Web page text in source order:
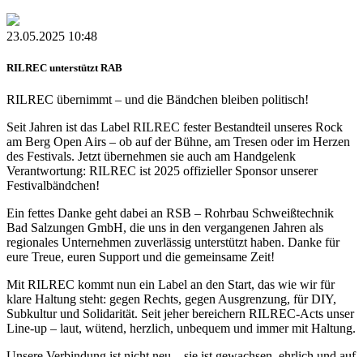
23.05.2025 10:48
RILREC unterstützt RAB
RILREC übernimmt – und die Bändchen bleiben politisch!
Seit Jahren ist das Label RILREC fester Bestandteil unseres Rock
am Berg Open Airs – ob auf der Bühne, am Tresen oder im Herzen
des Festivals. Jetzt übernehmen sie auch am Handgelenk
Verantwortung: RILREC ist 2025 offizieller Sponsor unserer
Festivalbändchen!
Ein fettes Danke geht dabei an RSB – Rohrbau Schweißtechnik
Bad Salzungen GmbH, die uns in den vergangenen Jahren als
regionales Unternehmen zuverlässig unterstützt haben. Danke für
eure Treue, euren Support und die gemeinsame Zeit!
Mit RILREC kommt nun ein Label an den Start, das wie wir für
klare Haltung steht: gegen Rechts, gegen Ausgrenzung, für DIY,
Subkultur und Solidarität. Seit jeher bereichern RILREC-Acts unser
Line-up – laut, wütend, herzlich, unbequem und immer mit Haltung.